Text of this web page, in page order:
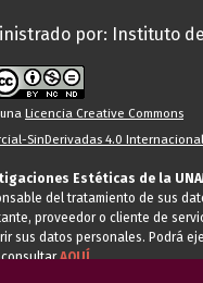
por: Instituto
Licencia Creative Commons
SinDerivadas 4.0 Internacional
Estéticas de la
del tratamiento de sus
proveedor o cliente de
datos personales. Podrá
consultarAQUÍ